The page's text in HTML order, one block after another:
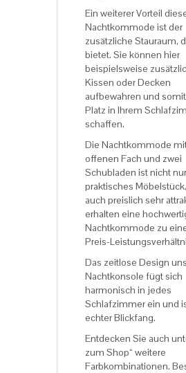
Ein weiterer Vorteil
Nachtkommode ist der
zusätzliche Stauraum,
bietet. Sie können hier
beispielsweise
Kissen oder Decken
aufbewahren und
Platz in Ihrem
schaffen.
Die Nachtkommode
offenen Fach und zwei
Schubladen ist nicht
praktisches
auch preislich sehr
erhalten eine
Nachtkommode zu
Preis-
Das zeitlose Design
Nachtkonsole fügt sich
harmonisch in jedes
Schlafzimmer ein und
echter Blickfang.
Entdecken Sie auch
zum Shop“ weitere
Farbkombinationen.